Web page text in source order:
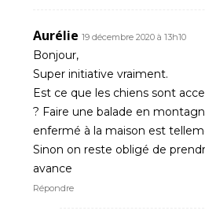
Aurélie 19 décembre 2020 à 13h10
Bonjour,
Super initiative vraiment.
Est ce que les chiens sont
? Faire une balade en
enfermé à la maison est
Sinon on reste obligé de
avance
Répondre